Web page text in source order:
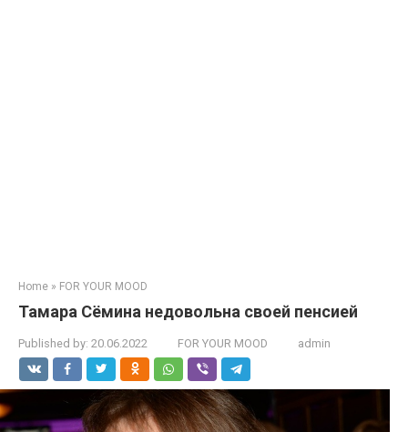
Home » FOR YOUR MOOD
Тамара Сёмина недовольна своей пенсией
Published by: 20.06.2022 FOR YOUR MOOD admin